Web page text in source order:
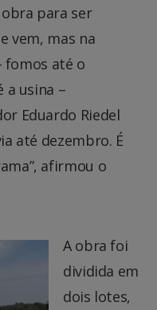
para ser
vem, mas na
até o
a usina –
Eduardo Riedel
até dezembro. É
afirmou o
A obra foi
dividida em
dois lotes,